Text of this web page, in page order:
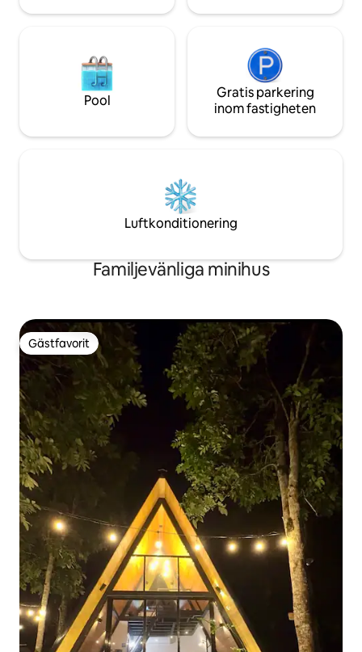
Pool
Gratis parkering
inom fastigheten
Luftkonditionering
Familjevänliga minihus
Gästfavorit
Gästfavorit